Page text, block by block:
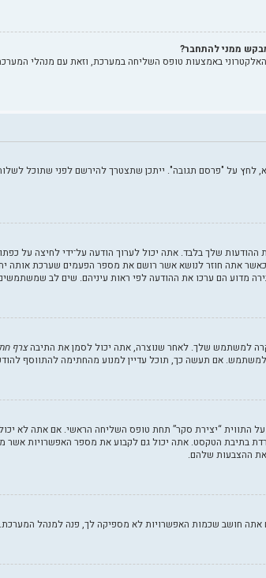
ממני להתחבר?
באמצעות טופס השליחה במערכת, וזאת עם מנהלי
לחץ על "פרסם תגובה". ייתכן שתצטרך להירשם לפני שתוכל
שלך בלבד. אתה יכול לערוך הודעה על־ידי לחיצה על
אתה חוזר לנושא אשר רושם את מספר הפעמים שערכת אותה
מדוע הם ערכו את ההודעה לפי ראות עיניהם. שים לב
למשתמש שלך. לאחר שנוצרה, אתה יכול לסמן את התיבהצרף
אם תעשה כך, תוכל עדיין למנוע מהחתימה להתווסף
התווית “יצירת סקר” תחת טופס השליחה הראשי. אם אתה לא
בתיבת הטקסט. אתה יכול גם לקבוע את מספר האפשרויות
אתה חושב שכמות האפשרויות לא מספיקה לך, פנה למנהל המערכת.